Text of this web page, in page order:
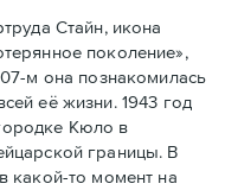
Стайн, икона
поколение»,
м она познакомилась
её жизни. 1943 год
Кюло в
границы. В
какой-то момент на